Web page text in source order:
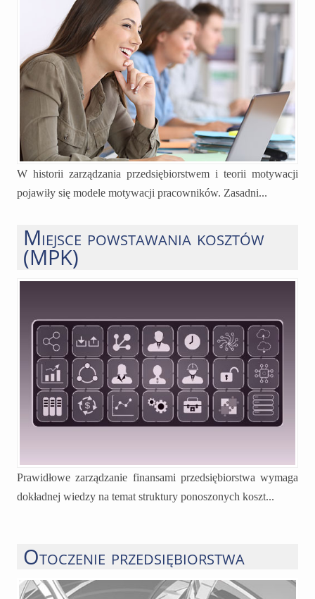
W historii zarządzania przedsiębiorstwem i teorii motywacji
pojawiły się modele motywacji pracowników. Zasadni...
Miejsce powstawania kosztów
(MPK)
Prawidłowe zarządzanie finansami przedsiębiorstwa wymaga
dokładnej wiedzy na temat struktury ponoszonych koszt...
Otoczenie przedsiębiorstwa